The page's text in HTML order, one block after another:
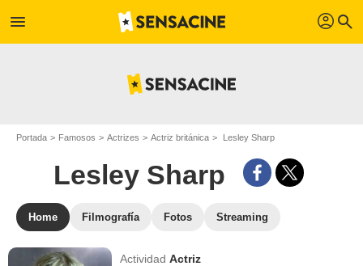
menu profil search
Portada Famosos Actrizes Actriz británica Lesley Sharp
Lesley Sharp
Home Filmografía Fotos Streaming
ActividadActriz